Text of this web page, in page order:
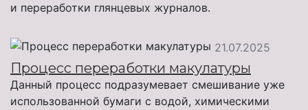
и переработки глянцевых журналов.
21.07.2025
Процесс переработки макулатуры
Данный процесс подразумевает смешивание уже
использованной бумаги с водой, химическими